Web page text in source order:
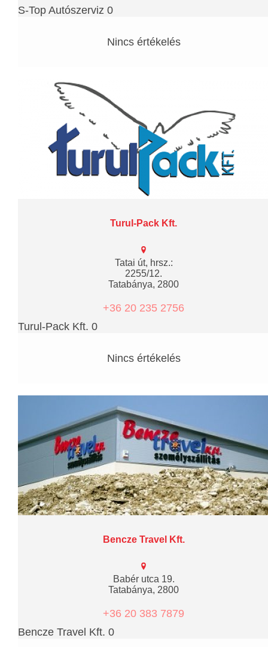
S-Top Autószerviz 0
Nincs értékelés
Turul-Pack Kft.
Tatai út, hrsz.:
2255/12.
Tatabánya, 2800
+36 20 235 2756
Turul-Pack Kft. 0
Nincs értékelés
Bencze Travel Kft.
Babér utca 19.
Tatabánya, 2800
+36 20 383 7879
Bencze Travel Kft. 0